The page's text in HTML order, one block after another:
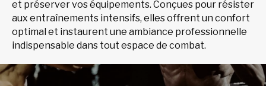
et préserver vos équipements. Conçues pour résister
aux entraînements intensifs, elles offrent un confort
optimal et instaurent une ambiance professionnelle
indispensable dans tout espace de combat.